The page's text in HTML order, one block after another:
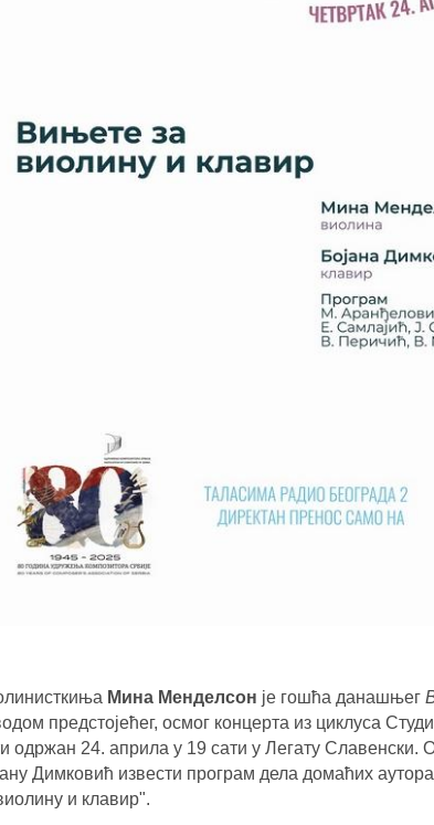
Мина Менделсон је гошћа данашњег
предстојећег, осмог концерта из циклуса
одржан 24. априла у 19 сати у Легату Славенски.
Димковић извести програм дела домаћих
и клавир".